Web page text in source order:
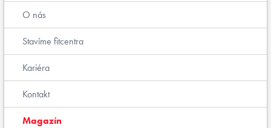
O nás
Stavíme fitcentra
Kariéra
Kontakt
Magazín